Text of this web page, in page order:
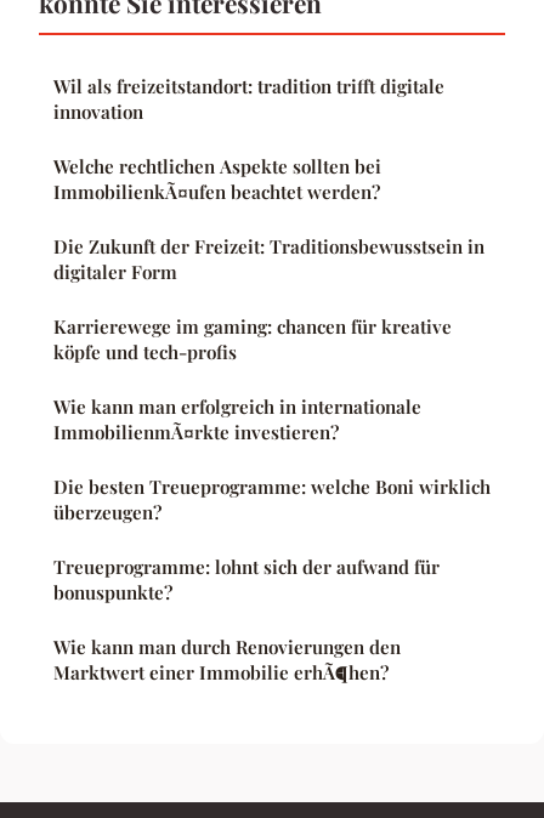
Wil als freizeitstandort: tradition trifft digitale
innovation
Welche rechtlichen Aspekte sollten bei
ImmobilienkÃ¤ufen beachtet werden?
Die Zukunft der Freizeit: Traditionsbewusstsein in
digitaler Form
Karrierewege im gaming: chancen für kreative
köpfe und tech-profis
Wie kann man erfolgreich in internationale
ImmobilienmÃ¤rkte investieren?
Die besten Treueprogramme: welche Boni wirklich
überzeugen?
Treueprogramme: lohnt sich der aufwand für
bonuspunkte?
Wie kann man durch Renovierungen den
Marktwert einer Immobilie erhÃ¶hen?